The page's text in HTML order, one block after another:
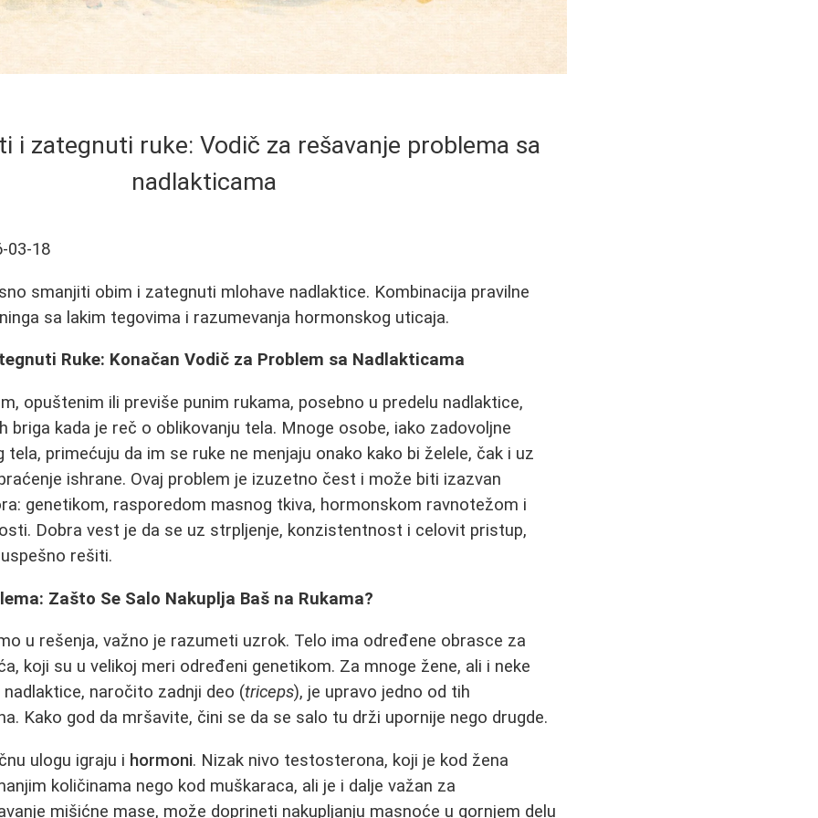
i zategnuti ruke: Vodič za rešavanje problema sa
nadlakticama
03-18
smanjiti obim i zategnuti mlohave nadlaktice. Kombinacija pravilne
sa lakim tegovima i razumevanja hormonskog uticaja.
Ruke: Konačan Vodič za Problem sa Nadlakticama
opuštenim ili previše punim rukama, posebno u predelu nadlaktice,
briga kada je reč o oblikovanju tela. Mnoge osobe, iako zadovoljne
primećuju da im se ruke ne menjaju onako kako bi želele, čak i uz
ishrane. Ovaj problem je izuzetno čest i može biti izazvan
genetikom, rasporedom masnog tkiva, hormonskom ravnotežom i
Dobra vest je da se uz strpljenje, konzistentnost i celovit pristup,
rešiti.
Zašto Se Salo Nakuplja Baš na Rukama?
u rešenja, važno je razumeti uzrok. Telo ima određene obrasce za
koji su u velikoj meri određeni genetikom. Za mnoge žene, ali i neke
naročito zadnji deo (triceps), je upravo jedno od tih
Kako god da mršavite, čini se da se salo tu drži upornije nego drugde.
ulogu igraju i hormoni. Nizak nivo testosterona, koji je kod žena
količinama nego kod muškaraca, ali je i dalje važan za
mišićne mase, može doprineti nakupljanju masnoće u gornjem delu